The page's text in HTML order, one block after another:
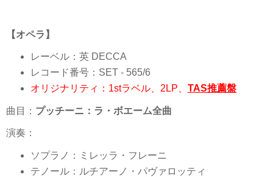
【オペラ】
レーベル：英 DECCA
レコード番号：SET - 565/6
オリジナリティ：1stラベル、2LP、 TAS推薦盤
曲目： プッチーニ：ラ・ボエーム全曲
演奏：
ソプラノ：ミレッラ・フレーニ
テノール：ルチアーノ・パヴァロッティ